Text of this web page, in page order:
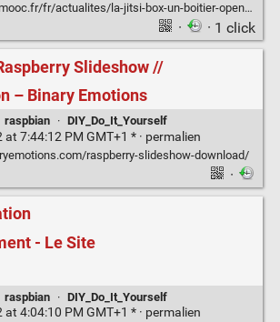
la-jitsi-box-un-boitier-opensource-pour-hybrider-lenseignement-e/
· · 1 click
Slideshow //
– Binary Emotions
raspbian · DIY_Do_It_Yourself
7:44:12 PM GMT+1 * · permalien
raspberry-slideshow-download/
·
- Le Site
raspbian · DIY_Do_It_Yourself
4:04:10 PM GMT+1 * · permalien